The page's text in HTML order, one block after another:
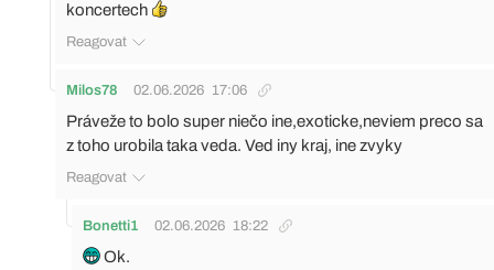
koncertech
Reagovat
Milos78 02.06.2026 17:06
Práveže to bolo super niečo ine,exoticke,neviem preco sa
z toho urobila taka veda. Ved iny kraj, ine zvyky
Reagovat
Bonetti1 02.06.2026 18:22
Ok.